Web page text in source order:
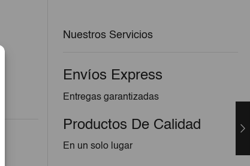
Nuestros Servicios
Envíos Express
Entregas garantizadas
Productos De Calidad
En un solo lugar